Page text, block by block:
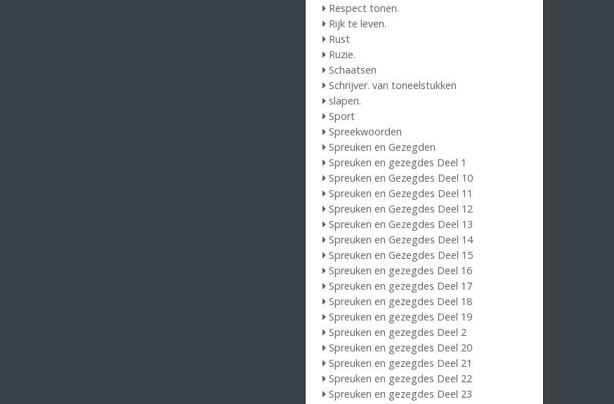
Respect tonen.
Rijk te leven.
Rust
Ruzie.
Schaatsen
Schrijver. van toneelstukken
slapen.
Sport
Spreekwoorden
Spreuken en Gezegden
Spreuken en gezegdes Deel 1
Spreuken en Gezegdes Deel 10
Spreuken en Gezegdes Deel 11
Spreuken en Gezegdes Deel 12
Spreuken en Gezegdes Deel 13
Spreuken en Gezegdes Deel 14
Spreuken en Gezegdes Deel 15
Spreuken en gezegdes Deel 16
Spreuken en gezegdes Deel 17
Spreuken en gezegdes Deel 18
Spreuken en gezegdes Deel 19
Spreuken en gezegdes Deel 2
Spreuken en gezegdes Deel 20
Spreuken en gezegdes Deel 21
Spreuken en gezegdes Deel 22
Spreuken en gezegdes Deel 23